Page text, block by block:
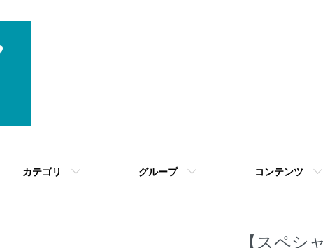
カテゴリ グループ コンテンツ
【スペシ